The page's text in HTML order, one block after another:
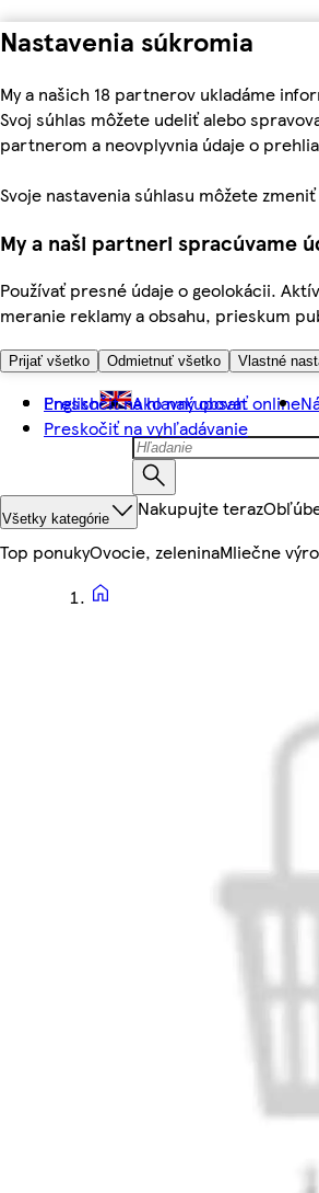
Nastavenia súkromia
My a našich 18 partnerov ukladáme
Svoj súhlas môžete udeliť alebo
partnerom a neovplyvnia údaje o
Svoje nastavenia súhlasu môžete
My a naši partneri spracúvame
Používať presné údaje o geolokácii.
meranie reklamy a obsahu, prieskum
Prijať všetko Odmietnuť všetko Vlastné
Preskočiť na hlavný obsah
Preskočiť na vyhľadávanie
English Ako nakupovať online
Všetky kategórie Nakupujte teraz
Top ponukyOvocie, zeleninaMliečne